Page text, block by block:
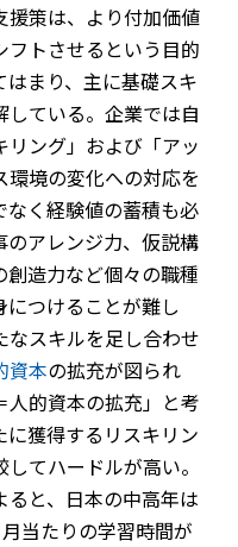
援策は、より付加価値
フトさせるという目的
まり、主に基礎スキ
ている。企業では自
ング」および「アッ
境の変化への対応を
なく経験値の蓄積も必
のアレンジ力、仮説構
造力など個々の職種
つけることが難し
スキルを足し合わせ
資本の拡充が図られ
的資本の拡充」と考
獲得するリスキリン
てハードルが高い。
と、日本の中高年は
当たりの学習時間が